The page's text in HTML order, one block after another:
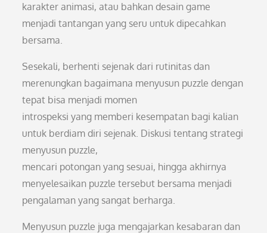
karakter animasi, atau bahkan desain game
menjadi tantangan yang seru untuk dipecahkan
bersama.
Sesekali, berhenti sejenak dari rutinitas dan
merenungkan bagaimana menyusun puzzle dengan
tepat bisa menjadi momen
introspeksi yang memberi kesempatan bagi kalian
untuk berdiam diri sejenak. Diskusi tentang strategi
menyusun puzzle,
mencari potongan yang sesuai, hingga akhirnya
menyelesaikan puzzle tersebut bersama menjadi
pengalaman yang sangat berharga.
Menyusun puzzle juga mengajarkan kesabaran dan